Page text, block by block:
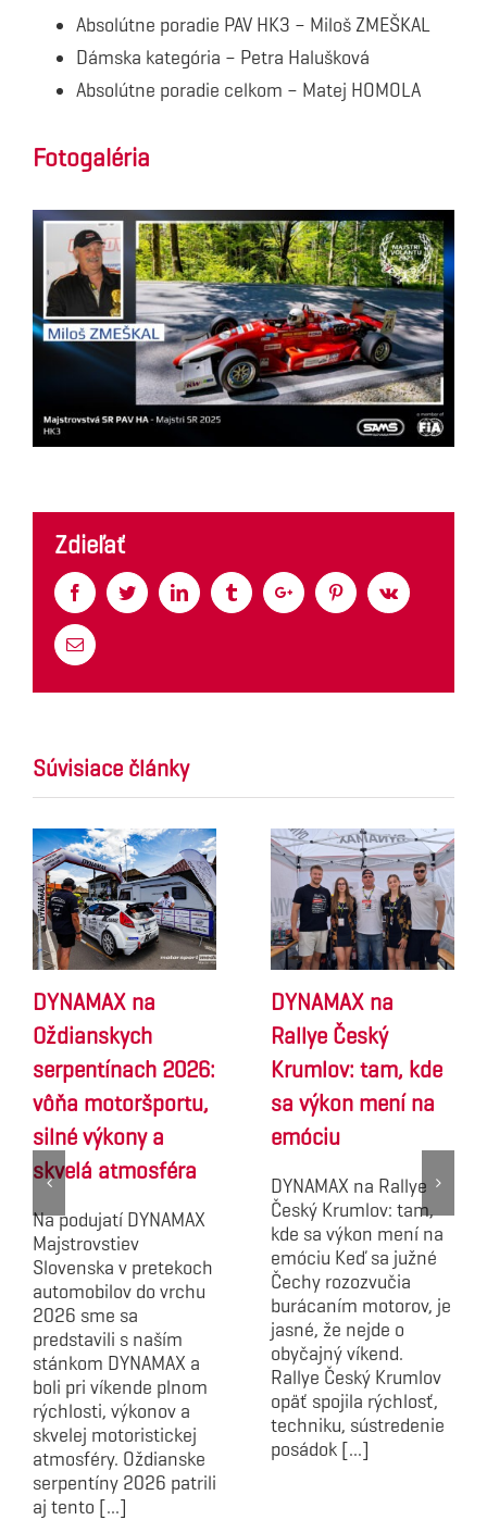
Absolútne poradie PAV HK3 – Miloš ZMEŠKAL
Dámska kategória – Petra Halušková
Absolútne poradie celkom – Matej HOMOLA
Fotogaléria
Zdieľať
FacebookTwitterLinkedin TumblrGoogle+ PinterestVk
Email
Súvisiace články
DYNAMAX na
Oždianskych
serpentínach 2026:
vôňa motoršportu,
silné výkony a
skvelá atmosféra
Na podujatí DYNAMAX
Majstrovstiev
Slovenska v pretekoch
automobilov do vrchu
2026 sme sa
predstavili s naším
stánkom DYNAMAX a
boli pri víkende plnom
rýchlosti, výkonov a
skvelej motoristickej
atmosféry. Oždianske
serpentíny 2026 patrili
aj tento [...]
DYNAMAX na
Rallye Český
Krumlov: tam, kde
sa výkon mení na
emóciu
DYNAMAX na Rallye
Český Krumlov: tam,
kde sa výkon mení na
emóciu Keď sa južné
Čechy rozozvučia
burácaním motorov, je
jasné, že nejde o
obyčajný víkend.
Rallye Český Krumlov
opäť spojila rýchlosť,
techniku, sústredenie
posádok [...]